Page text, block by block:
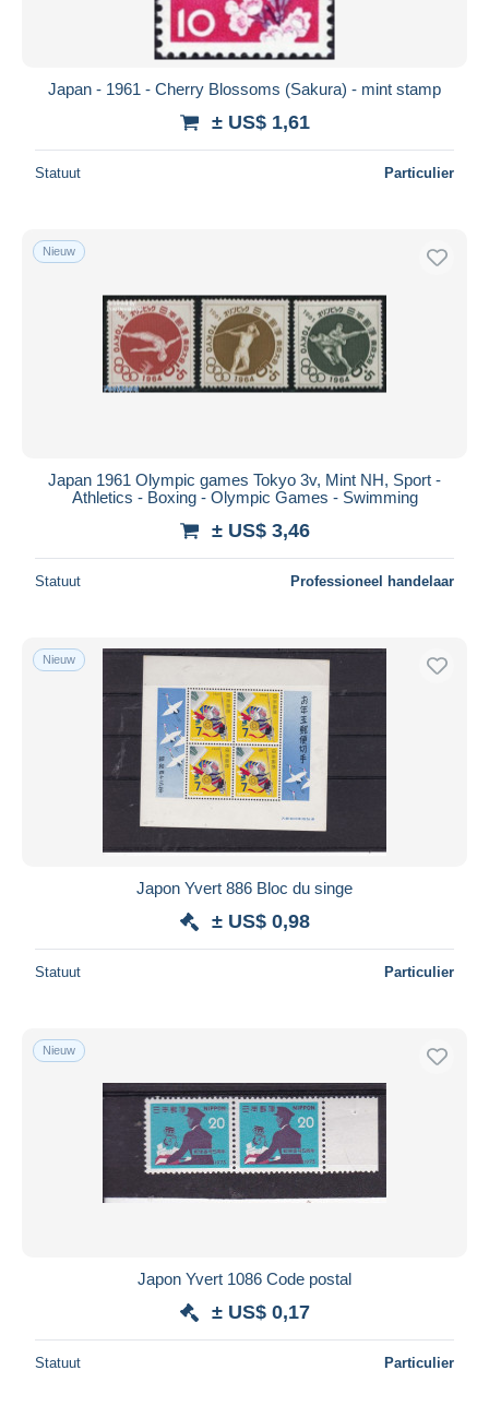
Japan - 1961 - Cherry Blossoms (Sakura) - mint stamp
± US$ 1,61
Statuut Particulier
Nieuw
Japan 1961 Olympic games Tokyo 3v, Mint NH, Sport -
Athletics - Boxing - Olympic Games - Swimming
± US$ 3,46
Statuut Professioneel handelaar
Nieuw
Japon Yvert 886 Bloc du singe
± US$ 0,98
Statuut Particulier
Nieuw
Japon Yvert 1086 Code postal
± US$ 0,17
Statuut Particulier